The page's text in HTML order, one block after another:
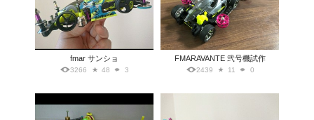
fmar サンショ
3266 48 3
FMARAVANTE 弐号機試作
2439 11 0